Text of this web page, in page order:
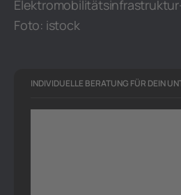
Foto: istock
INDIVIDUELLE BERATUNG FÜR DEIN